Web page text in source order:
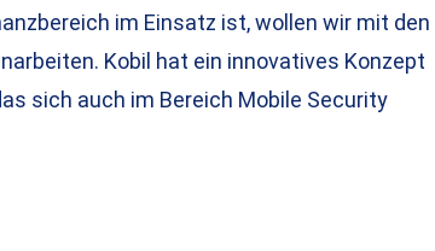
im Einsatz ist, wollen wir mit den
Kobil hat ein innovatives Konzept
sich auch im Bereich Mobile Security